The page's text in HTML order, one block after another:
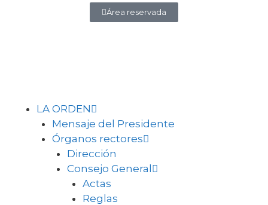
Área reservada
LA ORDEN
Mensaje del Presidente
Órganos rectores
Dirección
Consejo General
Actas
Reglas